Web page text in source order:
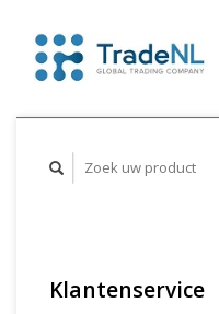
Klantenservice